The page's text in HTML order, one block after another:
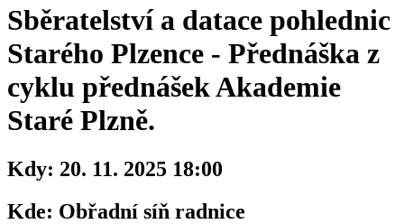
Sběratelství a datace pohlednic
Starého Plzence - Přednáška z
cyklu přednášek Akademie
Staré Plzně.
Kdy: 20. 11. 2025 18:00
Kde: Obřadní síň radnice